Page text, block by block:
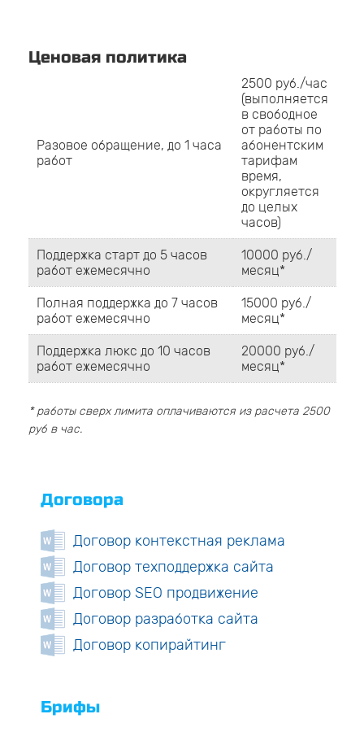
Ценовая политика
Разовое обращение, до 1 часа
работ
2500 руб./час
(выполняется
в свободное
от работы по
абонентским
тарифам
время,
округляется
до целых
часов)
Поддержка старт до 5 часов
работ ежемесячно
10000 руб./
месяц*
Полная поддержка до 7 часов
работ ежемесячно
15000 руб./
месяц*
Поддержка люкс до 10 часов
работ ежемесячно
20000 руб./
месяц*
* работы сверх лимита оплачиваются из расчета 2500
руб в час.
Договора
Договор контекстная реклама
Договор техподдержка сайта
Договор SEO продвижение
Договор разработка сайта
Договор копирайтинг
Брифы